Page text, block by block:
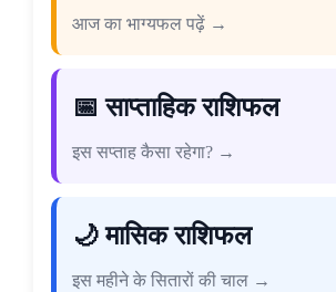
आज का भाग्यफल पढ़ें →
📅 साप्ताहिक राशिफल
इस सप्ताह कैसा रहेगा? →
🌙 मासिक राशिफल
इस महीने के सितारों की चाल →